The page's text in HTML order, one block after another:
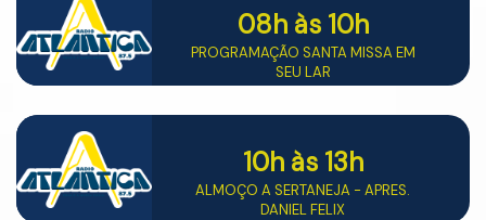
08hàs 10h
PROGRAMAÇÃO SANTA MISSA EM
SEU LAR
10hàs 13h
ALMOÇO A SERTANEJA - APRES.
DANIEL FELIX